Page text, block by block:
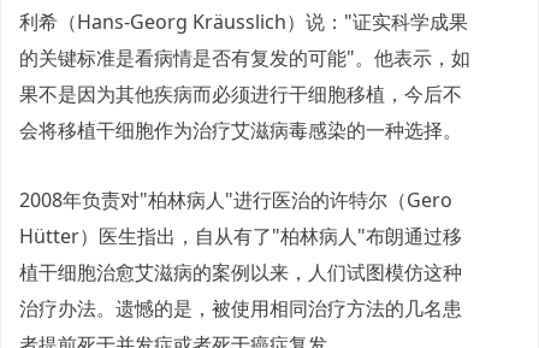
利希（Hans-Georg Kräusslich）说："证实科学成果
的关键标准是看病情是否有复发的可能"。他表示，如
果不是因为其他疾病而必须进行干细胞移植，今后不
会将移植干细胞作为治疗艾滋病毒感染的一种选择。
2008年负责对"柏林病人"进行医治的许特尔（Gero
Hütter）医生指出，自从有了"柏林病人"布朗通过移
植干细胞治愈艾滋病的案例以来，人们试图模仿这种
治疗办法。遗憾的是，被使用相同治疗方法的几名患